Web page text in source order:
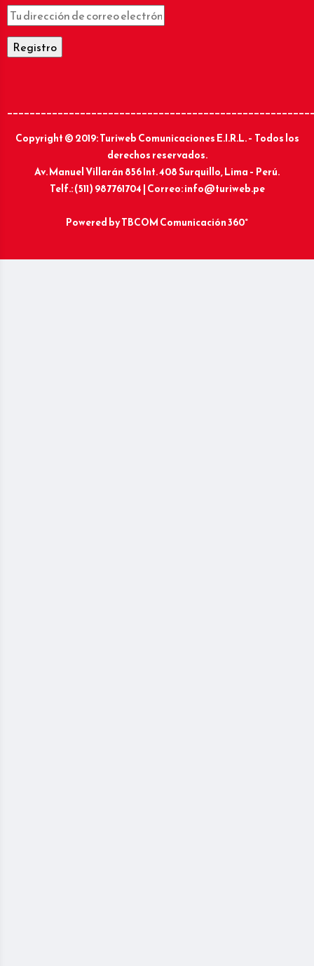
Copyright © 2019: Turiweb Comunicaciones E.I.R.L. – Todos los
derechos reservados.
Av. Manuel Villarán 856 Int. 408 Surquillo, Lima – Perú.
Telf.: (511) 987761704 | Correo: info@turiweb.pe
Powered byTBCOM Comunicación 360°